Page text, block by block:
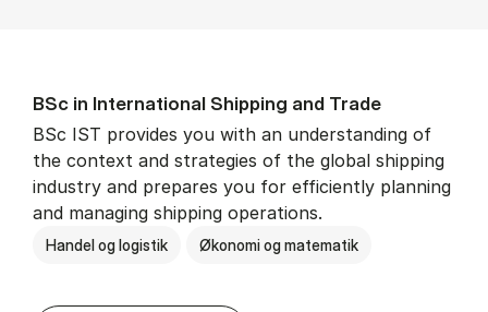
BSc in In­ter­na­tion­al Ship­ping and Trade
BSc IST provides you with an understanding of
the context and strategies of the global shipping
industry and prepares you for efficiently planning
and managing shipping operations.
Handel og logistik Økonomi og matematik